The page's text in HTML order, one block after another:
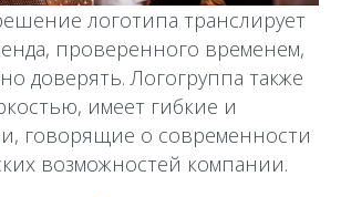
логотипа транслирует
проверенного временем,
доверять. Логогруппа также
имеет гибкие и
говорящие о современности
возможностей компании.